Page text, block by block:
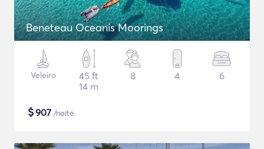
Beneteau Oceanis Moorings
Veleiro
45 ft
14 m
8 4 6
$907 /noite